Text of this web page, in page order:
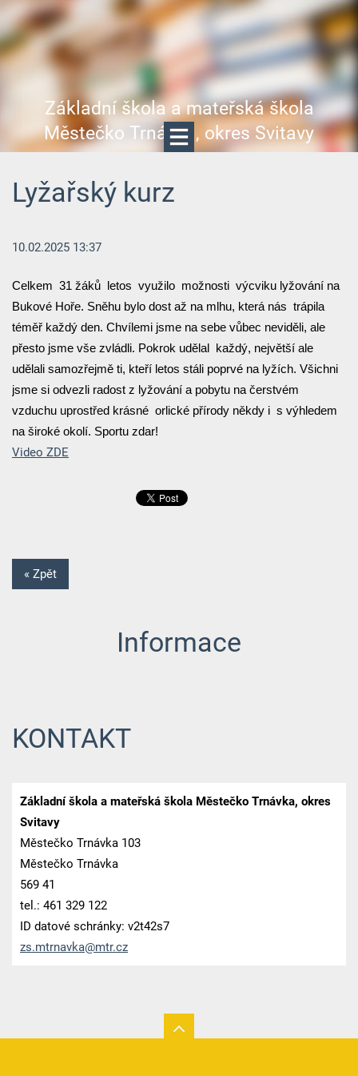
Základní škola a mateřská škola
Městečko Trnávka, okres Svitavy
Lyžařský kurz
10.02.2025 13:37
Celkem 31 žáků letos využilo možnosti výcviku lyžování na
Bukové Hoře. Sněhu bylo dost až na mlhu, která nás trápila
téměř každý den. Chvílemi jsme na sebe vůbec neviděli, ale
přesto jsme vše zvládli. Pokrok udělal každý, největší ale
udělali samozřejmě ti, kteří letos stáli poprvé na lyžích. Všichni
jsme si odvezli radost z lyžování a pobytu na čerstvém
vzduchu uprostřed krásné orlické přírody někdy i s výhledem
na široké okolí. Sportu zdar!
Video ZDE
« Zpět
Informace
KONTAKT
Základní škola a mateřská škola Městečko Trnávka, okres
Svitavy
Městečko Trnávka 103
Městečko Trnávka
569 41
tel.: 461 329 122
ID datové schránky: v2t42s7
zs.mtrnavka@mtr.cz